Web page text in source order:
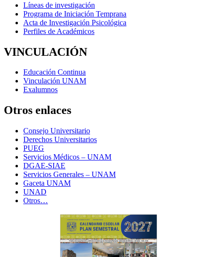
Líneas de investigación
Programa de Iniciación Temprana
Acta de Investigación Psicológica
Perfiles de Académicos
VINCULACIÓN
Educación Continua
Vinculación UNAM
Exalumnos
Otros enlaces
Consejo Universitario
Derechos Universitarios
PUEG
Servicios Médicos – UNAM
DGAE-SIAE
Servicios Generales – UNAM
Gaceta UNAM
UNAD
Otros…